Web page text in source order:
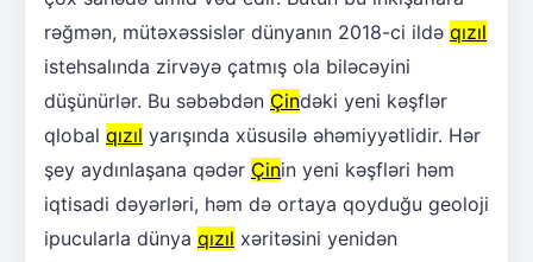
rəğmən, mütəxəssislər dünyanın 2018-ci ildə qızıl
istehsalında zirvəyə çatmış ola biləcəyini
düşünürlər. Bu səbəbdən Çindəki yeni kəşflər
qlobal qızıl yarışında xüsusilə əhəmiyyətlidir. Hər
şey aydınlaşana qədər Çinin yeni kəşfləri həm
iqtisadi dəyərləri, həm də ortaya qoyduğu geoloji
ipucularla dünya qızıl xəritəsini yenidən